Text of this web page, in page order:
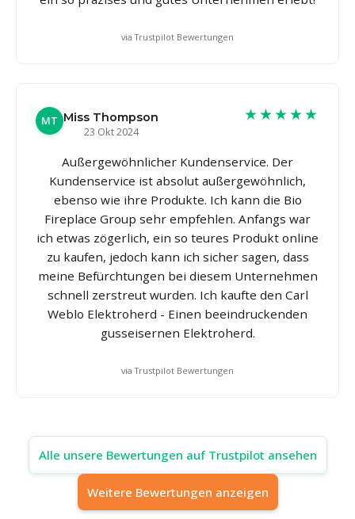
via Trustpilot Bewertungen
MT Miss Thompson
23 Okt 2024
★★★★★
Außergewöhnlicher Kundenservice. Der
Kundenservice ist absolut außergewöhnlich,
ebenso wie ihre Produkte. Ich kann die Bio
Fireplace Group sehr empfehlen. Anfangs war
ich etwas zögerlich, ein so teures Produkt online
zu kaufen, jedoch kann ich sicher sagen, dass
meine Befürchtungen bei diesem Unternehmen
schnell zerstreut wurden. Ich kaufte den Carl
Weblo Elektroherd - Einen beeindruckenden
gusseisernen Elektroherd.
via Trustpilot Bewertungen
Alle unsere Bewertungen auf Trustpilot ansehen
Weitere Bewertungen anzeigen